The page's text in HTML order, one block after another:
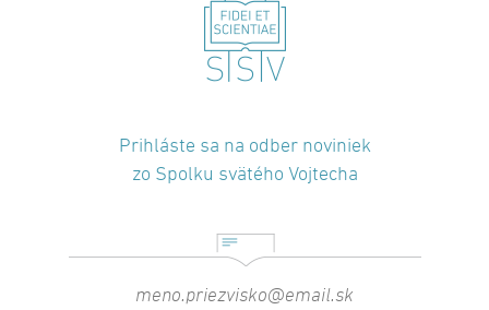
Prihláste sa na odber noviniek
zo Spolku svätého Vojtecha